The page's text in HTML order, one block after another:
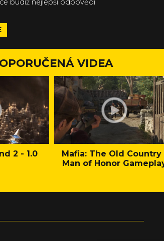
VIDEA
2 - 1.0
Mafia: The Old Country
Man of Honor